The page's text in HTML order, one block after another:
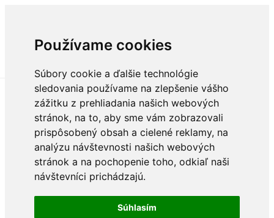
Používame cookies
Súbory cookie a ďalšie technológie
sledovania používame na zlepšenie vášho
zážitku z prehliadania našich webových
stránok, na to, aby sme vám zobrazovali
prispôsobený obsah a cielené reklamy, na
analýzu návštevnosti našich webových
stránok a na pochopenie toho, odkiaľ naši
návštevníci prichádzajú.
Súhlasím